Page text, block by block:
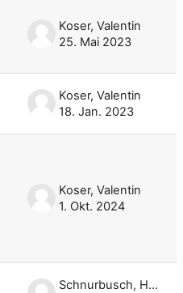
Koser, Valentin
25. Mai 2023
Koser, Valentin
18. Jan. 2023
Koser, Valentin
1. Okt. 2024
Schnurbusch, Harald